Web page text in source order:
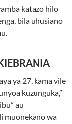
katazo hilo
bila uhusiano
ya 27, kama vile
au
muonekano wa